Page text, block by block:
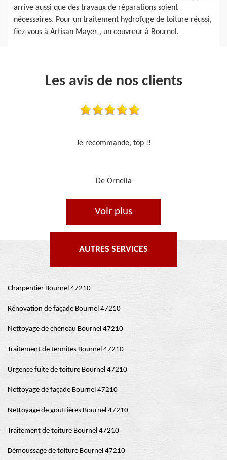
arrive aussi que des travaux de réparations soient
nécessaires. Pour un traitement hydrofuge de toiture réussi,
fiez-vous à Artisan Mayer , un couvreur à Bournel.
Les avis de nos clients
Travail sérieux
De Je cours je peins
Voir plus
AUTRES SERVICES
Charpentier Bournel 47210
Rénovation de façade Bournel 47210
Nettoyage de chéneau Bournel 47210
Traitement de termites Bournel 47210
Urgence fuite de toiture Bournel 47210
Nettoyage de façade Bournel 47210
Nettoyage de gouttières Bournel 47210
Traitement de toiture Bournel 47210
Démoussage de toiture Bournel 47210